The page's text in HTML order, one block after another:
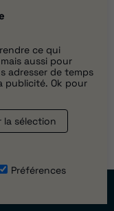
ce qui
aussi pour
adresser de temps
publicité. Ok pour
la sélection
Préférences
installés
il est
pour
contrôles